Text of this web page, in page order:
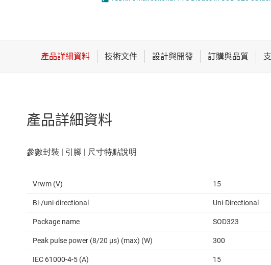
感測器 電池管理 IC
產品詳細資料
Vrwm (V) 15
Bi-/uni-directional Uni-Directional
Package name SOD323
Peak pulse power (8/20 μs) (max) (W) 300
IEC 61000-4-5 (A) 15